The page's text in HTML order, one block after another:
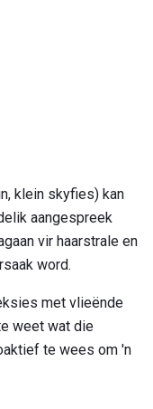
klein skyfies) kan
aangespreek
vir haarstrale en
word.
met vlieënde
weet wat die
te wees om 'n